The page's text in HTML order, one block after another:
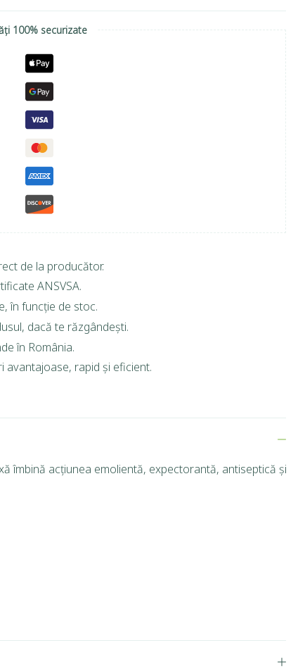
100% securizate
de la producător.
ANSVSA.
în funcție de stoc.
dacă te răzgândești.
în România.
avantajoase, rapid și eficient.
îmbină acțiunea emolientă, expectorantă, antiseptică și